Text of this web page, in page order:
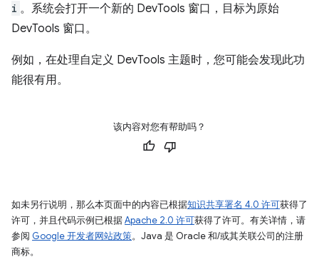
i 。系统会打开一个新的 DevTools 窗口，目标为原始
DevTools 窗口。
例如，在处理自定义 DevTools 主题时，您可能会发现此功
能很有用。
该内容对您有帮助吗？
如未另行说明，那么本页面中的内容已根据知识共享署名 4.0 许可获得了
许可，并且代码示例已根据Apache 2.0 许可获得了许可。有关详情，请
参阅 Google 开发者网站政策。Java 是 Oracle 和/或其关联公司的注册
商标。